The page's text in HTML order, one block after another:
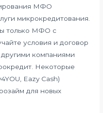
МФО
микрокредитования.
только МФО с
условия и договор
компаниями
Некоторые
Eazy Cash)
для новых